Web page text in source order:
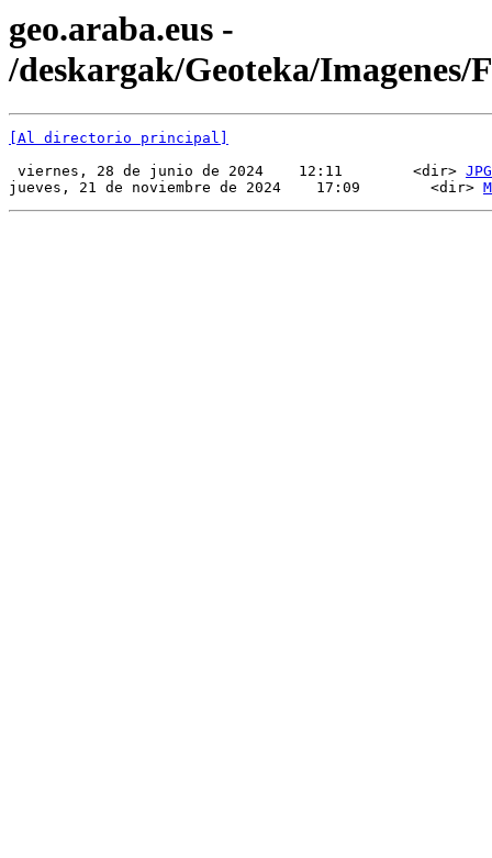
geo.araba.eus -
/deskargak/Geoteka/Imagenes/
[Al directorio principal]
viernes, 28 de junio de 2024    12:11        <dir> JPG
jueves, 21 de noviembre de 2024    17:09        <dir>